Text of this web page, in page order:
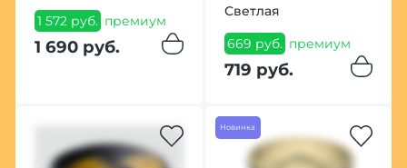
1 572 руб. премиум
1 690 руб.
Светлая
669 руб. премиум
719 руб.
Новинка